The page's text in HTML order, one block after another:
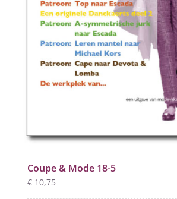
Coupe & Mode 18-5
€ 10,75